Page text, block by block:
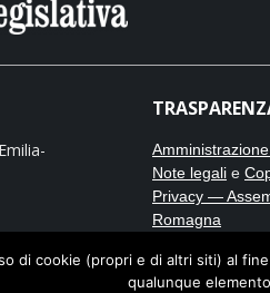
Note legali e
Privacy —
Romagna
Romagna
di cookie (propri e di altri siti) al
qualunque